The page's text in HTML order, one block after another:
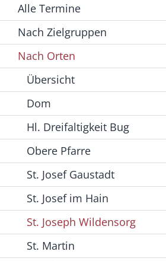
Alle Termine
Nach Zielgruppen
Nach Orten
Übersicht
Dom
Hl. Dreifaltigkeit Bug
Obere Pfarre
St. Josef Gaustadt
St. Josef im Hain
St. Joseph Wildensorg
St. Martin